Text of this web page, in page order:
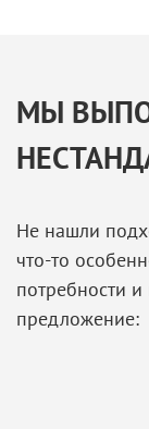
МЫ
Не нашли
что-то
потребности
предложение: